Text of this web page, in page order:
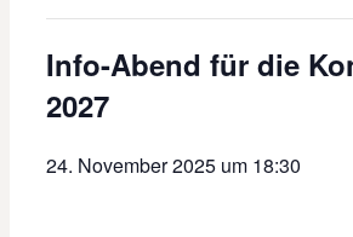
Info-Abend für die
2027
24. November 2025 um 18:30